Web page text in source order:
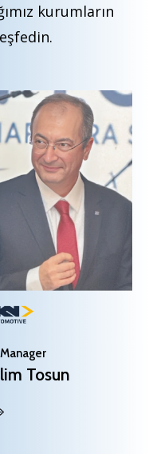
kurumların
Tosun